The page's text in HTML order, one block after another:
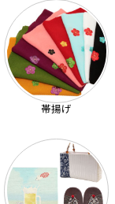
帯揚げ